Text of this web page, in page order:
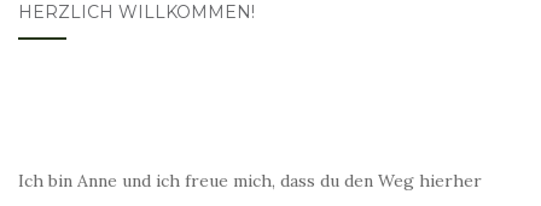
HERZLICH WILLKOMMEN!
Ich bin Anne und ich freue mich, dass du den Weg hierher